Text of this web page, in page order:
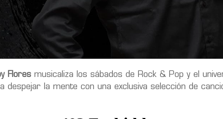
Flores musicaliza los sábados de Rock & Pop y el
despejar la mente con una exclusiva selección de